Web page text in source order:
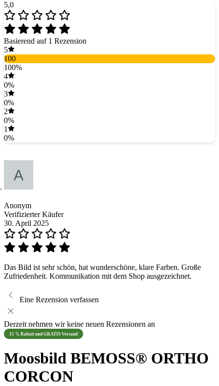
5,0
Basierend auf 1 Rezension
5
100
100%
4
0%
3
0%
2
0%
1
0%
Anonym
Verifizierter Käufer
30. April 2025
Das Bild ist sehr schön, hat wunderschöne, klare Farben. Große
Zufriedenheit. Kommunikation mit dem Shop ausgezeichnet.
Eine Rezension verfassen
Derzeit nehmen wir keine neuen Rezensionen an
15 % Rabatt und GRATIS Versand
Moosbild BEMOSS® ORTHO
CORCON